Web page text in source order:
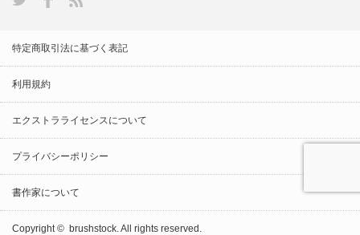
特定商取引法に基づく表記
利用規約
エクストラライセンスについて
プライバシーポリシー
書作家について
Copyright © brushstock.All rights reserved.